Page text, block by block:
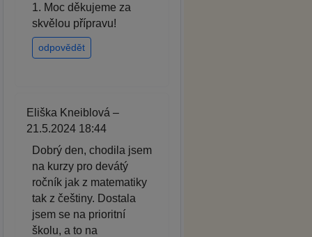
1. Moc děkujeme za
skvělou přípravu!
odpovědět
Eliška Kneiblová –
21.5.2024 18:44
Dobrý den, chodila jsem
na kurzy pro devátý
ročník jak z matematiky
tak z češtiny. Dostala
jsem se na prioritní
školu, a to na